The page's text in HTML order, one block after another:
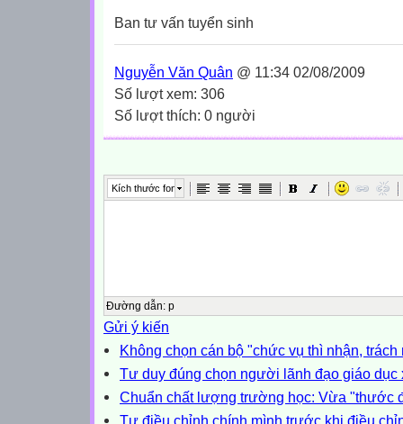
Ban tư vấn tuyển sinh
Nguyễn Văn Quân @ 11:34 02/08/2009
Số lượt xem: 306
Số lượt thích: 0 người
Kích thước font
Đường dẫn: p
Gửi ý kiến
Không chọn cán bộ "chức vụ thì nhận, trách
Tư duy đúng chọn người lãnh đạo giáo
Chuẩn chất lượng trường học: Vừa "thước
Tự điều chỉnh chính mình trước khi điều